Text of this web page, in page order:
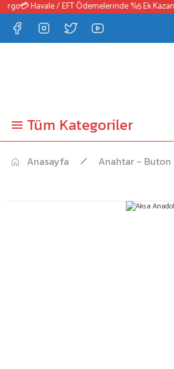
💳 Havale / EFT Ödemelerinde %5 Ek Kazanç
Tüm Kategoriler
Anasayfa Anahtar - Buton